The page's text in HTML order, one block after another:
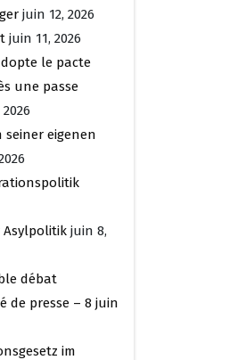
juin 12, 2026
juin 11, 2026
le pacte
une passe
seiner eigenen
Asylpolitik juin 8,
débat
de presse – 8 juin
im